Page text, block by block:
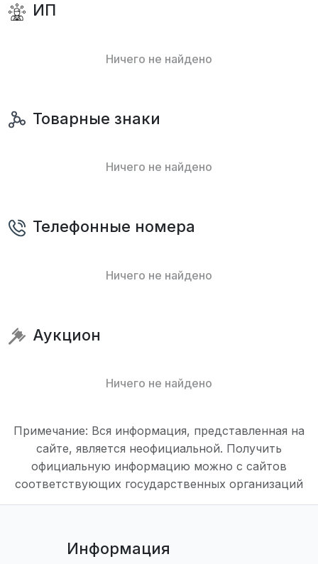
ИП
Ничего не найдено
Товарные знаки
Ничего не найдено
Телефонные номера
Ничего не найдено
Аукцион
Ничего не найдено
Примечание: Вся информация, представленная на
сайте, является неофициальной. Получить
официальную информацию можно с сайтов
соответствующих государственных организаций
Информация